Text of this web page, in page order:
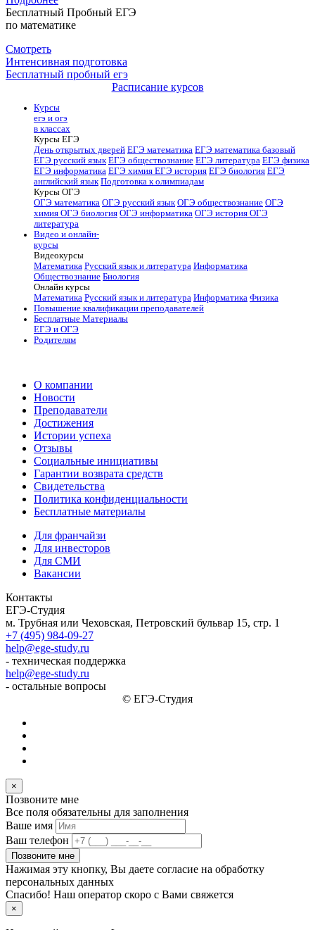
Бесплатный Пробный ЕГЭ
по математике
Смотреть
Интенсивная подготовка
Бесплатный пробный егэ
Расписание курсов
Курсы
егэ и огэ
в классах
Курсы ЕГЭ
День открытых дверей ЕГЭ математика ЕГЭ математика базовый
ЕГЭ русский язык ЕГЭ обществознание ЕГЭ литература ЕГЭ физика
ЕГЭ информатика ЕГЭ химия ЕГЭ история ЕГЭ биология ЕГЭ
английский язык Подготовка к олимпиадам
Курсы ОГЭ
ОГЭ математика ОГЭ русский язык ОГЭ обществознание ОГЭ
химия ОГЭ биология ОГЭ информатика ОГЭ история ОГЭ
литература
Видео и онлайн-
курсы
Видеокурсы
Математика Русский язык и литература Информатика
Обществознание Биология
Онлайн курсы
Математика Русский язык и литература Информатика Физика
Повышение квалификации преподавателей
Бесплатные Материалы
ЕГЭ и ОГЭ
Родителям
О компании
Новости
Преподаватели
Достижения
Истории успеха
Отзывы
Социальные инициативы
Гарантии возврата средств
Свидетельства
Политика конфиденциальности
Бесплатные материалы
Для франчайзи
Для инвесторов
Для СМИ
Вакансии
Контакты
ЕГЭ-Студия
м. Трубная или Чеховская, Петровский бульвар 15, стр. 1
+7 (495) 984-09-27
help@ege-study.ru
- техническая поддержка
help@ege-study.ru
- остальные вопросы
© ЕГЭ-Студия
×
Позвоните мне
Все поля обязательны для заполнения
Ваше имя
Ваш телефон
Позвоните мне
Нажимая эту кнопку, Вы даете согласие на обработку
персональных данных
Спасибо! Наш оператор скоро с Вами свяжется
×